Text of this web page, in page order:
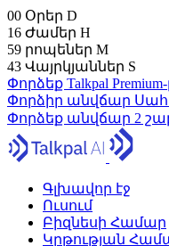
00 Օրեր D
16 Ժամեր H
59 րոպեներ M
41 Վայրկյաններ S
Փորձեք Talkpal
Փորձիր անվճար
Փորձեք անվճար 2
Գլխավոր էջ
Ուսում
Բիզնեսի Համար
Կրթության